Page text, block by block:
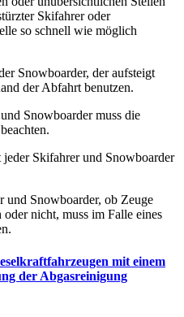
Skifahrer oder
so schnell wie möglich
Snowboarder, der aufsteigt
der Abfahrt benutzen.
Snowboarder muss die
Skifahrer und Snowboarder
und Snowboarder, ob Zeuge
nicht, muss im Falle eines
mit einem
der Abgasreinigung